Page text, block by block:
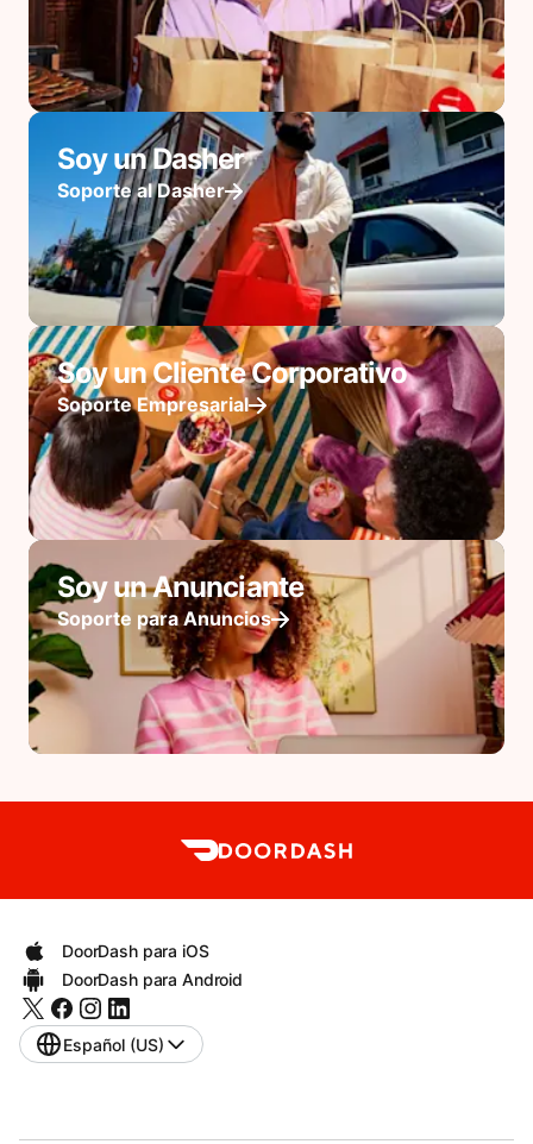
Soy un Dasher
Soporte al Dasher
Soy un Cliente Corporativo
Soporte Empresarial
Soy un Anunciante
Soporte para Anuncios
DoorDash para iOS
DoorDash para Android
Español (US)